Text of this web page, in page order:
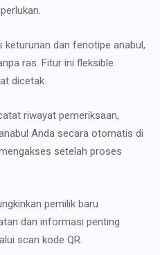
keturunan dan fenotipe anabul,
ras. Fitur ini fleksible
dicetak.
riwayat pemeriksaan,
Anda secara otomatis di
setelah proses
pemilik baru
dan informasi penting
scan kode QR.